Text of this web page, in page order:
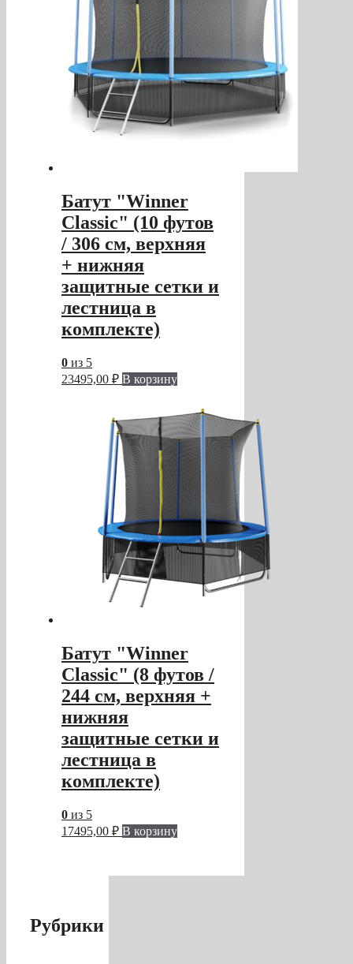
Батут "Winner
Classic" (10 футов
/ 306 см, верхняя
+ нижняя
защитные сетки и
лестница в
комплекте)
0 из 5
23495,00 ₽ В корзину
Батут "Winner
Classic" (8 футов /
244 см, верхняя +
нижняя
защитные сетки и
лестница в
комплекте)
0 из 5
17495,00 ₽ В корзину
Рубрики